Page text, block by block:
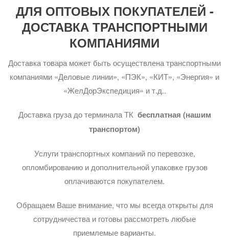
ДЛЯ ОПТОВЫХ ПОКУПАТЕЛЕЙ -
ДОСТАВКА ТРАНСПОРТНЫМИ
КОМПАНИЯМИ
Доставка товара может быть осуществлена транспортными
компаниями «Деловые линии», «ПЭК», «КИТ», «Энергия» и
«ЖелДорЭкспедиция» и т.д..
Доставка груза до терминала ТК бесплатная (нашим
транспортом)
Услуги транспортных компаний по перевозке,
опломбированию и дополнительной упаковке грузов
оплачиваются покупателем.
Обращаем Ваше внимание, что мы всегда открыты для
сотрудничества и готовы рассмотреть любые
приемлемые варианты.